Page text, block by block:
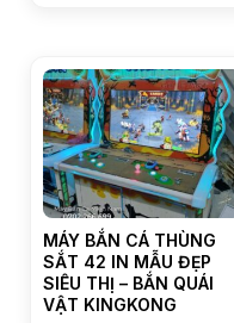
MÁY BẮN CÁ THÙNG
SẮT 42 IN MẪU ĐẸP
SIÊU THỊ – BẮN QUÁI
VẬT KINGKONG